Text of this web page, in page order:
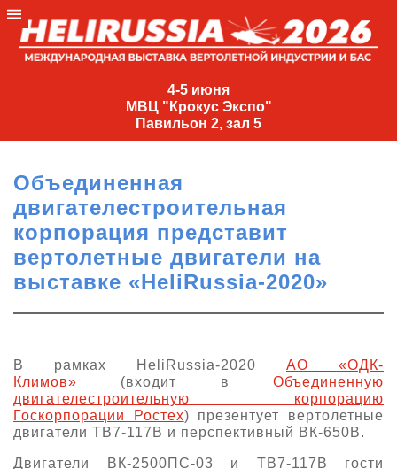
4-5 июня
МВЦ "Крокус Экспо"
Павильон 2, зал 5
4-
МВЦ
Экспо"
Павильон
2,
зал
5
+7
33-81
О выставке
Объединенная
двигателестроительная
корпорация представит
вертолетные двигатели на
выставке «HeliRussia-2020»
В рамках HeliRussia-2020 АО «ОДК-
Климов» (входит в Объединенную
двигателестроительную корпорацию
Госкорпорации Ростех) презентует вертолетные
двигатели ТВ7-117В и перспективный ВК-650В.
Двигатели ВК-2500ПС-03 и ТВ7-117В гости